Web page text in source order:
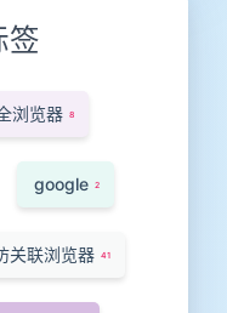
浏览器 8
google 2
关联浏览器 41